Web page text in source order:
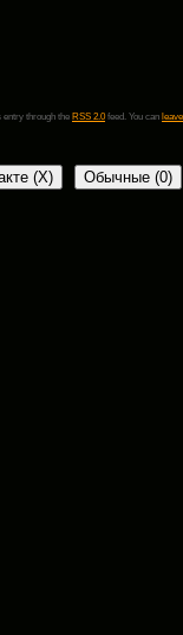
entry through the RSS 2.0 feed. You can
(X) Обычные (0)